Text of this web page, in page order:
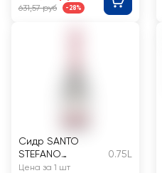
631,57 руб -28%
Сидр SANTO
STEFANO
Венецианские
0.75L
Цена за 1 шт